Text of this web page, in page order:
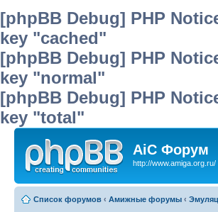
[phpBB Debug] PHP
key "cached"
[phpBB Debug] PHP
key "normal"
[phpBB Debug] PHP
key "total"
AiC Форум
http://www.amiga.org.ru/
Список форумов ‹ Амижные форумы ‹